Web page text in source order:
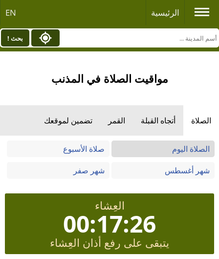
الرئيسية EN
بحث !
مواقيت الصلاة في المذنب
الصلاة أتجاه القبلة القمر تضمين لموقعك
الصلاة اليوم
صلاة الأسبوع
شهر أغسطس
شهر صفر
العِشاء
00:17:26
يتبقى على رفع أذان العِشاء